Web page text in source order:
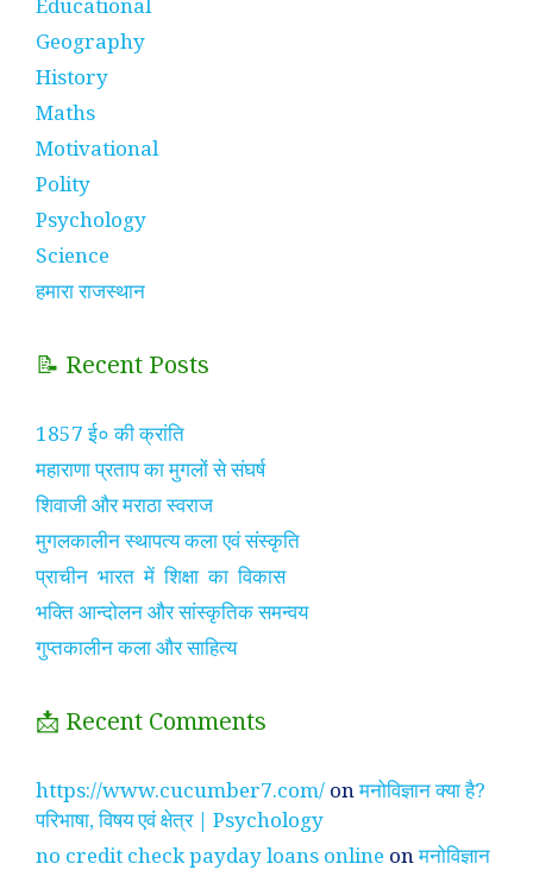
Geography
History
Maths
Motivational
Polity
Psychology
Science
हमारा राजस्थान
📝 Recent Posts
1857 ई० की क्रांति
महाराणा प्रताप का मुगलों से संघर्ष
शिवाजी और मराठा स्वराज
मुगलकालीन स्थापत्य कला एवं संस्कृति
प्राचीन भारत में शिक्षा का विकास
भक्ति आन्दोलन और सांस्कृतिक समन्वय
गुप्तकालीन कला और साहित्य
📩 Recent Comments
https://www.cucumber7.com/ onमनोविज्ञान क्या है?
परिभाषा, विषय एवं क्षेत्र | Psychology
no credit check payday loans online onमनोविज्ञान